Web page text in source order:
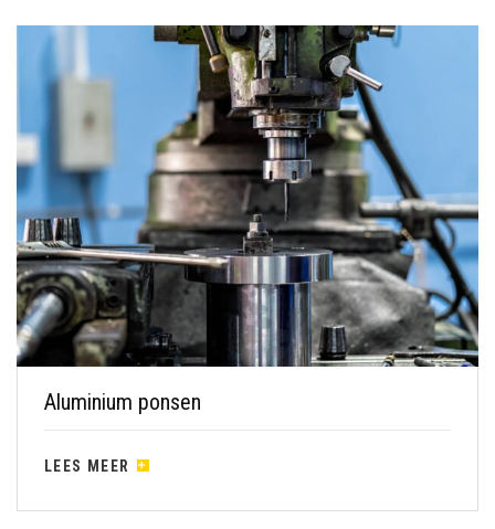
Aluminium ponsen
LEES MEER